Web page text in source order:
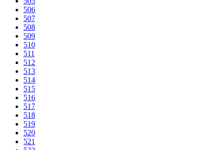
506
507
508
509
510
511
512
513
514
515
516
517
518
519
520
521